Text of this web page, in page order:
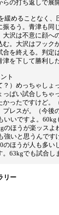
の打ち返しで展
めることなく、
振るう。青津も同
沢は不意に顔へ
む。大沢はフック
を終える。判定
を下して勝利した
ト
？）めっちゃしょ
っぱい試合しちゃ
かったですけど。
レスが。（今後
いいですよ。
のほうが楽ッスよ
強いと思うんです
のほうが人も多い
63kgでも試合し
リー